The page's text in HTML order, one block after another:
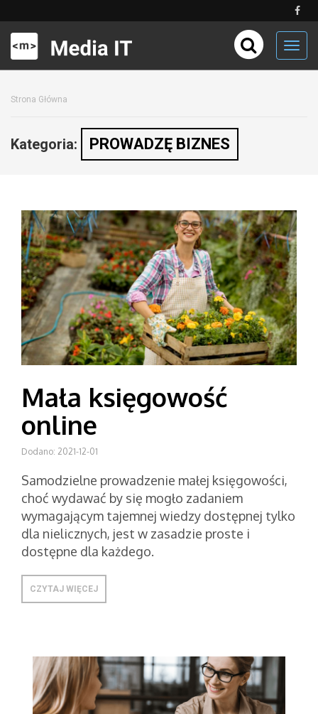
Strona Główna
Kategoria: PROWADZĘ BIZNES
Mała księgowość
online
Dodano: 2021-12-01
Samodzielne prowadzenie małej księgowości,
choć wydawać by się mogło zadaniem
wymagającym tajemnej wiedzy dostępnej tylko
dla nielicznych, jest w zasadzie proste i
dostępne dla każdego.
CZYTAJ WIĘCEJ